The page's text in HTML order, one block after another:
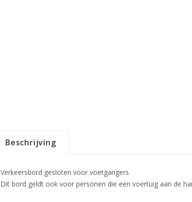
Beschrijving
Verkeersbord gesloten voor voetgangers
Dit bord geldt ook voor personen die een voertuig aan de